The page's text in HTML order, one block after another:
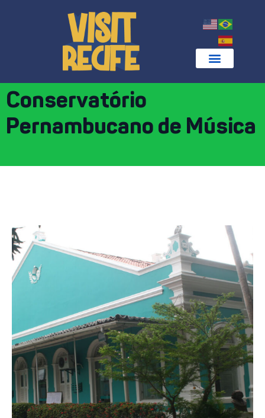
Conservatório
Pernambucano de Música